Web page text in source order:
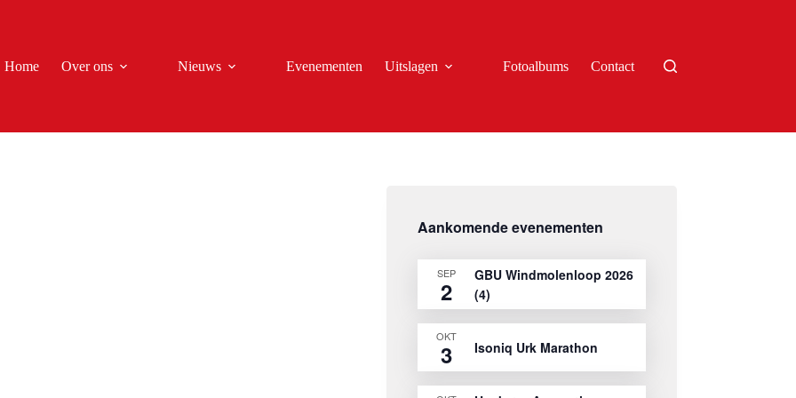
Home Over ons Nieuws Evenementen Uitslagen Fotoalbums Contact
Aankomende evenementen
SEP
2
GBU Windmolenloop 2026
(4)
OKT
3 Isoniq Urk Marathon